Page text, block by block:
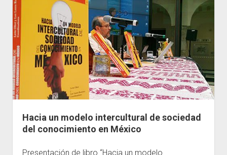
Hacia un modelo intercultural de sociedad
del conocimiento en México
Presentación de libro “Hacia un modelo